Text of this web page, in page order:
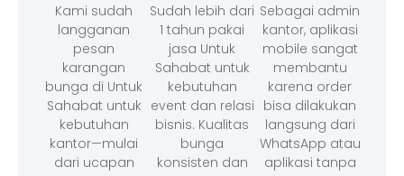
Kami sudah
langganan
pesan
karangan
bunga di Untuk
Sahabat untuk
kebutuhan
kantor—mulai
dari ucapan
Sudah lebih dari
1 tahun pakai
jasa Untuk
Sahabat untuk
kebutuhan
event dan relasi
bisnis. Kualitas
bunga
konsisten dan
Sebagai admin
kantor, aplikasi
mobile sangat
membantu
karena order
bisa dilakukan
langsung dari
WhatsApp atau
aplikasi tanpa